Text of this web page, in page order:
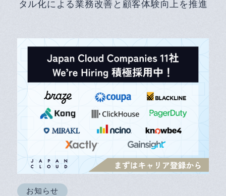
タル化による業務改善と顧客体験向上を推進
お知らせ